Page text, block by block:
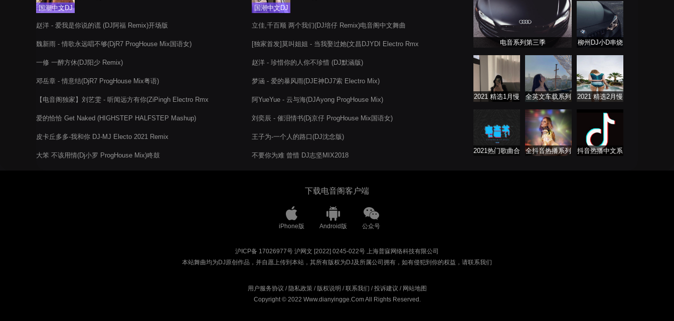
国潮中文DJ
赵洋 - 爱我是你说的谎 (DJ阿福 Remix)开场版
魏新雨 - 情歌永远唱不够(DjR7 ProgHouse Mix国语女)
一修 一醉方休(DJ阳少 Remix)
邓岳章 - 情意结(DjR7 ProgHouse Mix粤语)
【电音阁独家】刘艺雯 - 听闻远方有你(ZiPingh Electro Rmx
爱的恰恰 Get Naked (HIGHSTEP HALFSTEP Mashup)
皮卡丘多多-我和你 DJ-MJ Electo 2021 Remix
大笨 不该用情(Dj小罗 ProgHouse Mix)咚鼓
国潮中文DJ
立佳,千百顺 两个我们(DJ培仔 Remix)电音阁中文舞曲
[独家首发]莫叫姐姐 - 当我娶过她(文昌DJYDI Electro Rmx
赵洋 - 珍惜你的人你不珍惜 (DJ默涵版)
梦涵 - 爱的暴风雨(DJE神DJ7索 Electro Mix)
阿YueYue - 云与海(DJAyong ProgHouse Mix)
刘奕辰 - 催泪情书(Dj京仔 ProgHouse Mix国语女)
王子为-一个人的路口(DJ沈念版)
不要你为难 曾惜 DJ志坚MIX2018
电音系列第三季
柳州DJ小D串烧
2021 精选1月慢
全英文车载系列
2021 精选2月慢
2021热门歌曲合
全抖音热播系列
抖音热播中文系
下载电音阁客户端
iPhone版 Android版 公众号
沪ICP备 17026977号 沪网文 [2022] 0245-022号 上海普寐网络科技有限公司
本站舞曲均为DJ原创作品，并自愿上传到本站，其所有版权为DJ及所属公司拥有，如有侵犯到你的权益，请联系我们
用户服务协议 / 隐私政策/ 版权说明 /联系我们 /投诉建议 / 网站地图
Copyright © 2022 Www.dianyingge.Com All Rights Reserved.